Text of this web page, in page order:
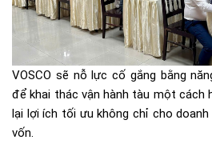
VOSCO sẽ nỗ lực cố gắng bằng
để khai thác vận hành tàu một cách
lại lợi ích tối ưu không chỉ cho
vốn.